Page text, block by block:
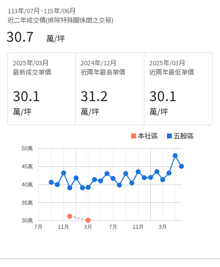
113年/07月~115年/06月
近二年成交價(排除特殊關係間之交易)
30.7 萬/坪
2025年/03月
最新成交單價
30.1
萬/坪
2024年/12月
近兩年最高單價
31.2
萬/坪
2025年/03月
近兩年最低單價
30.1
萬/坪
本社區 五股區
7月 11月 3月 7月 11月 3月
30萬
35萬
40萬
45萬
50萬